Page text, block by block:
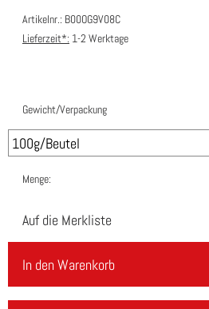
Artikelnr.: B00OG9V08C
Lieferzeit*: 1-2 Werktage
Gewicht/Verpackung
Menge:
Auf die Merkliste
In den Warenkorb